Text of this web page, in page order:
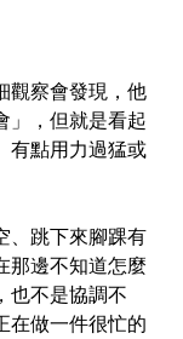
觀察會發現，他
」，但就是看起
有點用力過猛或
、跳下來腳踝有
那邊不知道怎麼
不是協調不
在做一件很忙的